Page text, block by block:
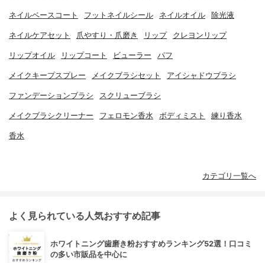
ネイルベースコート フットネイルシール ネイルオイル 除光液
ネイルケアセット 爪やすり・爪磨き リップ クレヨンリップ
リップオイル リップコート ビューラー パフ
メイクキープスプレー メイクブラシセット アイシャドウブラシ
ファンデーションブラシ スクリューブラシ
メイクブラシクリーナー フェロモン香水 ボディミスト 練り香水
香水
カテゴリ一覧へ
よく見られている人気おすすめ記事
ホワイトニング歯磨き粉おすすめランキング52選！口コミ
の多い市販品を中心に